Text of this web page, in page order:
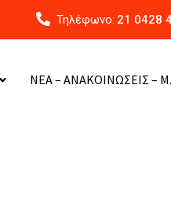
Τηλέφωνο: 21 0428
ΝΕΑ – ΑΝΑΚΟΙΝΩΣΕΙΣ –